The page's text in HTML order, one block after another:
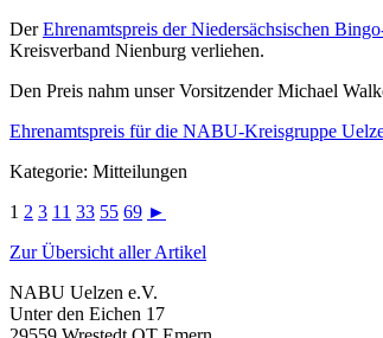
DerEhrenamtspreis der Niedersächsischen
Kreisverband Nienburg verliehen.
Den Preis nahm unser Vorsitzender Michael
Ehrenamtspreis für die NABU-Kreisgruppe
Kategorie: Mitteilungen
1 2 3 11 33 55 69 ►
Zur Übersicht aller Artikel
NABU Uelzen e.V.
Unter den Eichen 17